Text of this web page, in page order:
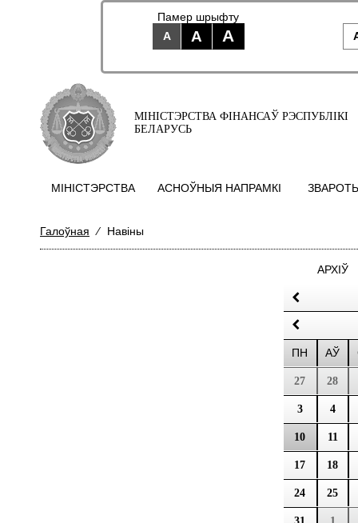
Памер шрыфту
A
A A
МІНІСТЭРСТВА ФІНАНСАЎ РЭСПУБЛІКІ
БЕЛАРУСЬ
МIНIСТЭРСТВА АСНОЎНЫЯ НАПРАМКI
Галоўная ⁄ Навіны
АРХІЎ
ПН АЎ
27 28
3 4
10 11
17 18
24 25